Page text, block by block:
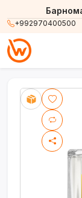
+992970400500